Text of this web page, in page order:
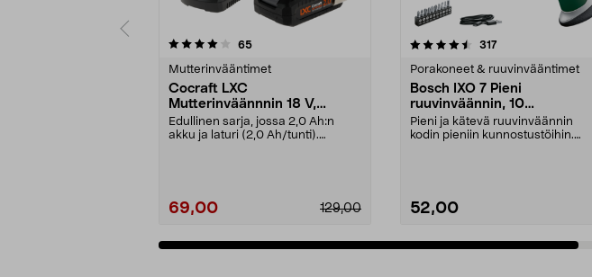
65arvostelut
Mutterinvääntimet
Cocraft LXC
Mutterinväännnin 18 V,
mukana akku, IW500-BL
Edullinen sarja, jossa 2,0 Ah:n
akku ja laturi (2,0 Ah/tunti).
69,00 129,00
4.5 viidestä
317arvostelut
Porakoneet & ruuvinvääntimet
Bosch IXO 7 Pieni
ruuvinväännin, 10
ruuvauskärkeä, ladattava
Pieni ja kätevä ruuvinväännin
kodin pieniin kunnostustöihin.
52,00
4.5 viidestä